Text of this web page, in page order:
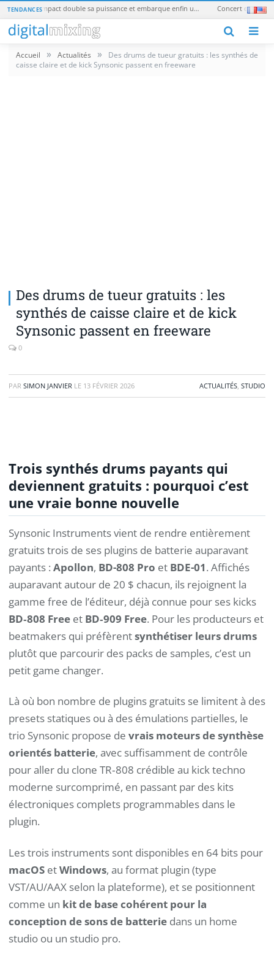
TENDANCES 1010music blackbox 2 : le sampler compact double sa puissance et embarque enfin une batterie
Accueil » Actualités »
Des drums de tueur gratuits : les synthés de
caisse claire et de kick Synsonic passent en freeware
Des drums de tueur gratuits : les
synthés de caisse claire et de kick
Synsonic passent en freeware
0
PAR SIMON JANVIER LE 13 FÉVRIER 2026 ACTUALITÉS, STUDIO
Trois synthés drums payants qui
deviennent gratuits : pourquoi c’est
une vraie bonne nouvelle
Synsonic Instruments vient de rendre entièrement
gratuits trois de ses plugins de batterie auparavant
payants : Apollon, BD-808 Pro et BDE-01. Affichés
auparavant autour de 20 $ chacun, ils rejoignent la
gamme free de l’éditeur, déjà connue pour ses kicks
BD‑808 Free et BD‑909 Free. Pour les producteurs et
beatmakers qui préfèrentsynthétiser leurs drums
plutôt que parcourir des packs de samples, c’est un
petit game changer.
Là où bon nombre de plugins gratuits se limitent à des
presets statiques ou à des émulations partielles, le
trio Synsonic propose de vrais moteurs de synthèse
orientés batterie, avec suffisamment de contrôle
pour aller du clone TR‑808 crédible au kick techno
moderne surcomprimé, en passant par des kits
électroniques complets programmables dans le
plugin.
Les trois instruments sont disponibles en 64 bits pour
macOS etWindows, au format plugin (type
VST/AU/AAX selon la plateforme), et se positionnent
comme un kit de base cohérent pour la
conception de sons de batterie dans un home
studio ou un studio pro.